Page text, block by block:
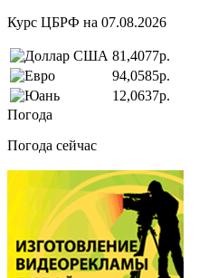
Курс ЦБРФ на 07.08.2026
81,4077р.
94,0585р.
12,0637р.
Погода
Погода сейчас